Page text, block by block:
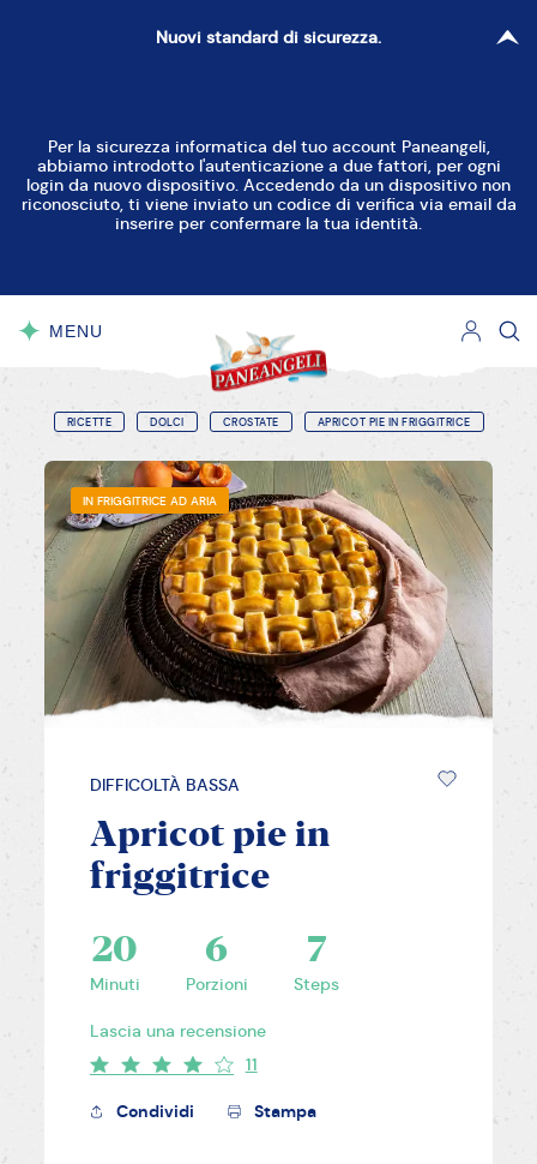
Nuovi standard di sicurezza.
Per la sicurezza informatica del tuo account Paneangeli,
abbiamo introdotto l'autenticazione a due fattori, per ogni
login da nuovo dispositivo. Accedendo da un dispositivo non
riconosciuto, ti viene inviato un codice di verifica via email da
inserire per confermare la tua identità.
MENU
RICETTE DOLCI CROSTATE APRICOT PIE IN FRIGGITRICE
DIFFICOLTÀ BASSA
Apricot pie in
friggitrice
20
Minuti
6
Porzioni
7
Steps
Lascia una recensione
11
Condividi Stampa
IN FRIGGITRICE AD ARIA